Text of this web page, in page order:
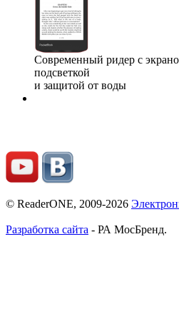
Современный ридер с
подсветкой
и защитой от воды
© ReaderONE, 2009-2026
Разработка сайта - РА МосБренд.